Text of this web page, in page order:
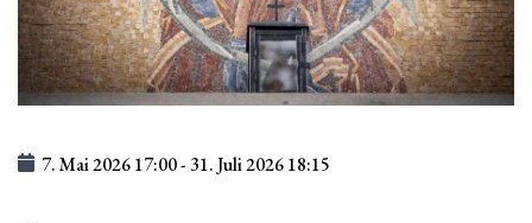
7. Mai 202617:00- 31. Juli 202618:15